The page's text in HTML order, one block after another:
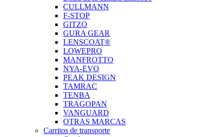
CULLMANN
F-STOP
GITZO
GURA GEAR
LENSCOAT®
LOWEPRO
MANFROTTO
NYA-EVO
PEAK DESIGN
TAMRAC
TENBA
TRAGOPAN
VANGUARD
OTRAS MARCAS
Carritos de transporte